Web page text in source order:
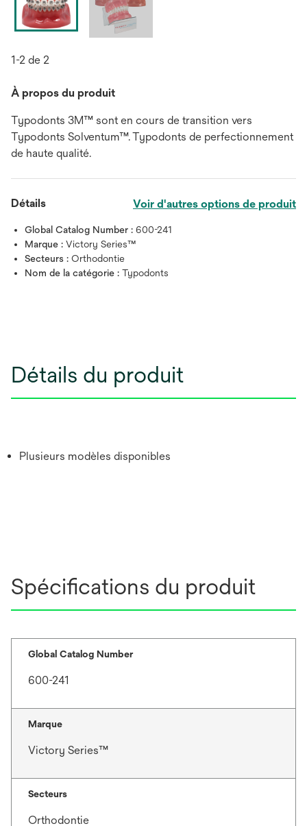
1-2 de 2
À propos du produit
Typodonts 3M™ sont en cours de transition vers
Typodonts Solventum™. Typodonts de perfectionnement
de haute qualité.
Détails Voir d'autres options de produit
Global Catalog Number : 600-241
Marque : Victory Series™
Secteurs : Orthodontie
Nom de la catégorie : Typodonts
Détails du produit
Plusieurs modèles disponibles
Spécifications du produit
Global Catalog Number
600-241
Marque
Victory Series™
Secteurs
Orthodontie